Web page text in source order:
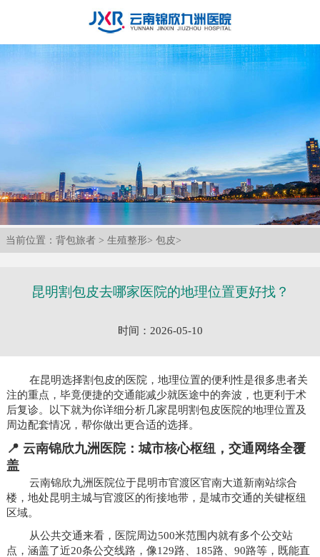
当前位置： 背包旅者 > 生殖整形> 包皮>
昆明割包皮去哪家医院的地理位置更好找？
时间：2026-05-10
在昆明选择割包皮的医院，地理位置的便利性是很多患者关
注的重点，毕竟便捷的交通能减少就医途中的奔波，也更利于术
后复诊。以下就为你详细分析几家昆明割包皮医院的地理位置及
周边配套情况，帮你做出更合适的选择。
📍 云南锦欣九洲医院：城市核心枢纽，交通网络全覆
盖
云南锦欣九洲医院位于昆明市官渡区官南大道新南站综合
楼，地处昆明主城与官渡区的衔接地带，是城市交通的关键枢纽
区域。
从公共交通来看，医院周边500米范围内就有多个公交站
点，涵盖了近20条公交线路，像129路、185路、90路等，既能直